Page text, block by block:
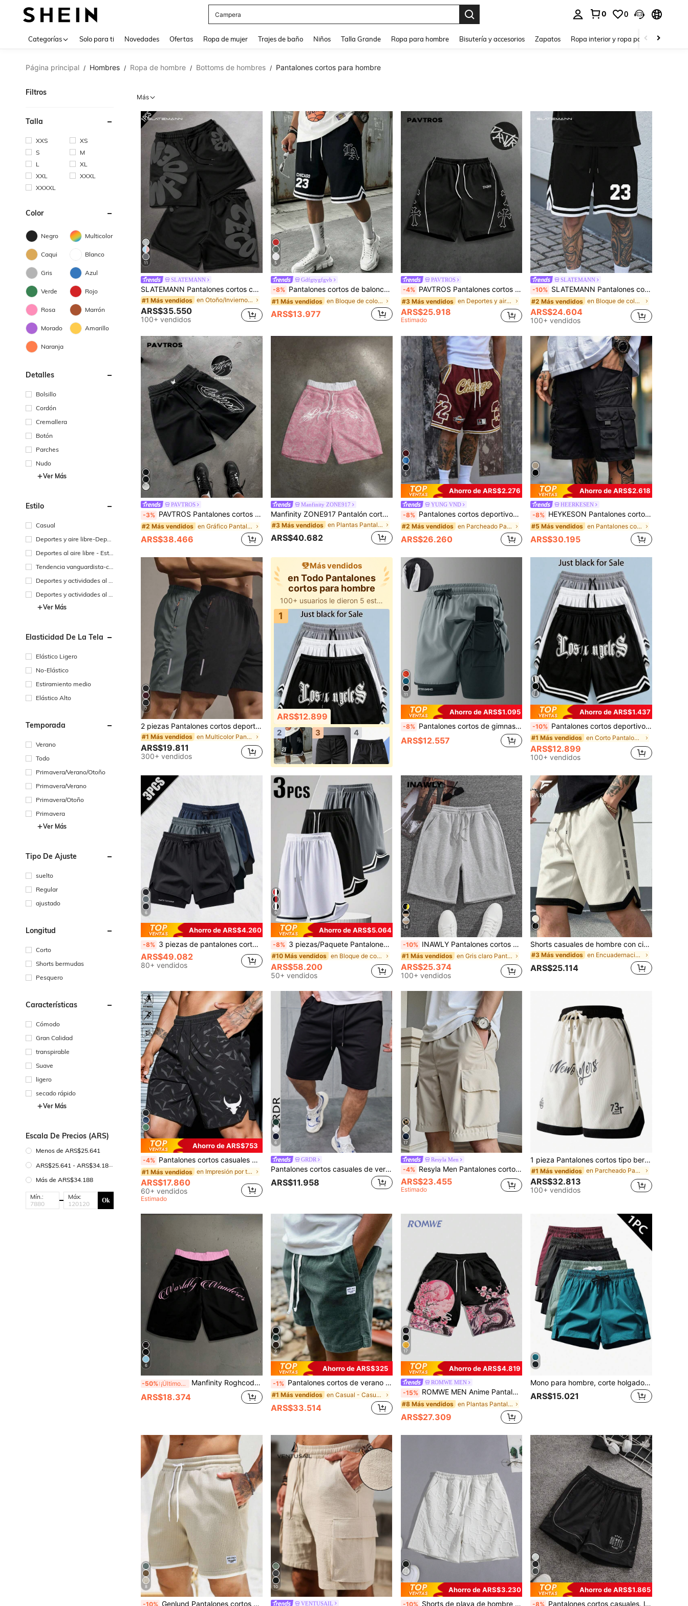
Sweater
0 0
Categorías Solo para ti Novedades Ofertas Ropa de mujer Trajes de baño Niños Talla Grande Ropa para hombre Bisutería y accesorios Zapatos Ropa interior y ropa para dormir
Página principal / Hombres / Ropa de hombre / Bottoms de hombres / Pantalones cortos para hombre
Filtros
Talla
XXS
XS
S
M
L
XL
XXL
XXXL
XXXXL
Color
Negro Multicolor
Caqui Blanco
Gris Azul
Verde Rojo
Rosa Marrón
Morado Amarillo
Naranja
Detalles
Bolsillo
Cordón
Cremallera
Botón
Parches
Nudo
Ver Más
Estilo
Casual
Deportes y aire libre-Depor
Deportes al aire libre - Estil
Tendencia vanguardista-ca
Deportes y actividades al ai
Deportes y actividades al ai
re libre: fitness y desplaza
Ver Más
Elasticidad De La Tela
Elástico Ligero
No-Elástico
Estiramiento medio
Elástico Alto
Temporada
Verano
Todo
Primavera/Verano/Otoño
Primavera/Verano
Primavera/Otoño
Primavera
Ver Más
Tipo De Ajuste
suelto
Regular
ajustado
Longitud
Corto
Shorts bermudas
Pesquero
Características
Cómodo
Gran Calidad
transpirable
Suave
ligero
secado rápido
Ver Más
Escala De Precios (ARS)
Menos de ARS$25.641
ARS$25.641 - ARS$34.188
Más de ARS$34.188
Mín.: Máx: Ok
Más
11
SLATEMANN
SLATEMANN Pantalones cortos casuales de verano para hombres con estampado de letras y cordón en la cintura
#1 Más vendidos en Otoño/Invierno Pantalones cortos para hombre
ARS$35.550
100+ vendidos
5
Gdfgtygfgvb
-8% Pantalones cortos de baloncesto deportivos casuales de moda holgados de verano para hombre con cordón elástico de malla de secado rápido tipo bermuda
#1 Más vendidos en Bloque de color Pantalones cortos para hombre
ARS$13.977
PAVTROS
-4% PAVTROS Pantalones cortos deportivos casuales de verano para hombre con bordado cruzado y cintura con cordón, para vacaciones
#3 Más vendidos en Deportes y aire libre - Estilo baloncesto Panta
ARS$25.918
Estimado
SLATEMANN
-10% SLATEMANN Pantalones cortos de baloncesto casuales y sueltos con estampado numérico y cordón en la cintura para hombres
#2 Más vendidos en Bloque de color Pantalones cortos para hombre
ARS$24.604
100+ vendidos
PAVTROS
-3% PAVTROS Pantalones cortos de moda versátiles para hombre con estampado de letras, cintura con cordón y bolsillos, para vacaciones
#2 Más vendidos en Gráfico Pantalones cortos para hombre
ARS$38.466
Manfinity ZONE917
Manfinity ZONE917 Pantalón corto de chándal de cintura doble con estampado de rosa rosa desgastado y escritura en inglés rosa, estilo casual y holgado
#3 Más vendidos en Plantas Pantalones cortos para hombre
ARS$40.682
5
Ahorro de ARS$2.276
YUNG VND
-8% Pantalones cortos deportivos casuales para hombres con malla, impresión de letras y números de Chicago 23, con cordón, adecuados para primavera/verano
#2 Más vendidos en Parcheado Pantalones cortos para hombre
ARS$26.260
Ahorro de ARS$2.618
HEERKESEN
-8% HEYKESON Pantalones cortos tácticos negros para hombre con cinturón, pantalones cortos con múltiples bolsillos, para exteriores, para él
#5 Más vendidos en Pantalones cortos cargo Pantalones de hombre
ARS$30.195
7
2 piezas Pantalones cortos deportivos casuales holgados de alto rendimiento para hombre, con rayas reflectantes, bolsillos, cordón en la cintura, suaves & ligeros para entrenamiento, athleisure
#1 Más vendidos en Multicolor Pantalones cortos para hombre
ARS$19.811
300+ vendidos
Más vendidos
en Todo Pantalones
cortos para hombre
100+ usuarios le dieron 5 estrellas
1
ARS$12.899
2 3 4
11
Ahorro de ARS$1.095
-8% Pantalones cortos de gimnasio para hombres 2 en 1, pantalones cortos de entrenamiento transpirables y de secado rápido con estampado, adecuados para correr y hacer ejercicio al aire libre en primavera/verano
ARS$12.557
Ahorro de ARS$1.437
-10% Pantalones cortos deportivos casuales para hombres con estampado de letras y cordón en la cintura, de tela ligera y transpirable, adecuados para correr, hacer ejercicio, senderismo, ciclismo y otras actividades al aire libre, con un ajuste suelto y cómodo
#1 Más vendidos en Corto Pantalones cortos para hombre
ARS$12.899
100+ vendidos
6
Ahorro de ARS$4.260
-8% 3 piezas de pantalones cortos de entrenamiento profesional para hombres, de secado rápido con forro, ajuste holgado para correr y fitness, de seda de hielo fina 2 en 1 3/4
ARS$49.082
80+ vendidos
9
Ahorro de ARS$5.064
-8% 3 piezas/Paquete Pantalones cortos de baloncesto para deportes al aire libre de verano para hombres, pantalones cortos de fitness, running y baloncesto, longitud de rodilla, secado rápido
#10 Más vendidos en Bloque de color Pantalones cortos para hombre
ARS$58.200
50+ vendidos
14
-10% INAWLY Pantalones cortos deportivos con cordón en la cintura para hombres
#1 Más vendidos en Gris claro Pantalones cortos para hombre
ARS$25.374
100+ vendidos
Shorts casuales de hombre con cintura con cordón, ribete de contraste con malla lateral, estilo deportivo americano, holgados y texturizados, para uso diario y fitness de verano, color blanco crema
#3 Más vendidos en Encuadernación de contraste Pantalones cortos p
ARS$25.114
Ahorro de ARS$753
-4% Pantalones cortos casuales de moda para hombres, pantalones cortos transpirables y cómodos para deportes al aire libre para parejas
#1 Más vendidos en Impresión por todas partes Pantalones cortos pa
ARS$17.860
60+ vendidos
Estimado
6
GRDR
Pantalones cortos casuales de verano con cordón para hombres GRDR, entrepierma relajada de 5 pulgadas
ARS$11.958
17
Resyla Men
-4% Resyla Men Pantalones cortos casuales y relajados con bolsillo de carga de unicolor para hombres
ARS$23.455
Estimado
1 pieza Pantalones cortos tipo bermuda casuales de corte holgado con cordón en la cintura, estampado de rayas y letras, aptos para deportes, correr, verano para hombre
#1 Más vendidos en Parcheado Pantalones cortos para hombre
ARS$32.813
100+ vendidos
6
-50% ¡Últimos 3 días Manfinity Roghcode Shorts casuales holgados hasta la rodilla para hombre, color negro con estampado de eslogan curvo y firma manuscrita en rosa, estilo streetwear de verano para entrenamiento, regalo de moda para él
ARS$18.374
9
Ahorro de ARS$325
-1% Pantalones cortos de verano para hombres de unicolor, de poliéster de pana ligera, de corte holgado y con cordón, adecuados para actividades al aire libre y para ir al trabajo
#1 Más vendidos en Casual - Casual de vacaciones Pantalones cortos
ARS$33.514
17
Ahorro de ARS$4.819
ROMWE MEN
-15% ROMWE MEN Anime Pantalones cortos casuales de hombre con estampado de ramas, cintura con cordón y doble capa
#8 Más vendidos en Plantas Pantalones cortos para hombre
ARS$27.309
Mono para hombre, corte holgado, secado rápido, delgado, verano, estilo americano, talla grande, playa, baloncesto 3x5, entrenamiento de carrera
ARS$15.021
8
-10% Genlund Pantalones cortos casuales de hombre Manfinity con textura de gofre y color de contraste, pantalones de playa con estilo de vacaciones y parches de color a juego, pantalones cortos casuales de hombre con textura de gofre y color de contraste, pantalones cortos de estilo de vacaciones con malla, vacaciones
10
VENTUSAIL
Ahorro de ARS$3.230
-10% Shorts de playa de hombre de verano con estampado jacquard, cintura con cordón y bolsillos
Ahorro de ARS$1.865
-8% Pantalones cortos casuales, ligeros y transpirables para deportes al aire libre, para verano